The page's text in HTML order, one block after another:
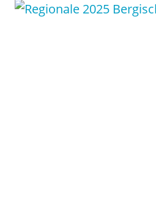
Zum Hauptinhalt springen